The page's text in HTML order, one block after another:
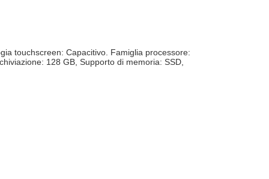
touchscreen: Capacitivo. Famiglia processore:
128 GB, Supporto di memoria: SSD,